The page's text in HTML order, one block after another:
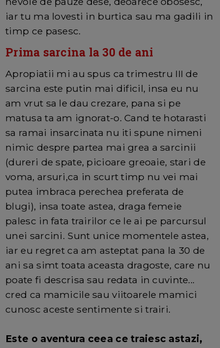
iar tu ma lovesti in burtica sau ma gadili in
timp ce pasesc.
Prima sarcina la 30 de ani
Apropiatii mi au spus ca trimestru III de
sarcina este putin mai dificil, insa eu nu
am vrut sa le dau crezare, pana si pe
matusa ta am ignorat-o. Cand te hotarasti
sa ramai insarcinata nu iti spune nimeni
nimic despre partea mai grea a sarcinii
(dureri de spate, picioare greoaie, stari de
voma, arsuri,ca in scurt timp nu vei mai
putea imbraca perechea preferata de
blugi), insa toate astea, draga femeie
palesc in fata trairilor ce le ai pe parcursul
unei sarcini. Sunt unice momentele astea,
iar eu regret ca am asteptat pana la 30 de
ani sa simt toata aceasta dragoste, care nu
poate fi descrisa sau redata in cuvinte...
cred ca mamicile sau viitoarele mamici
cunosc aceste sentimente si trairi.
Este o aventura ceea ce traiesc astazi,